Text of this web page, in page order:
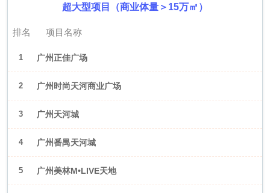
超大型项目（商业体量＞15万㎡）
排名 项目名称
1 广州正佳广场
2 广州时尚天河商业广场
3 广州天河城
4 广州番禺天河城
5 广州美林M•LIVE天地